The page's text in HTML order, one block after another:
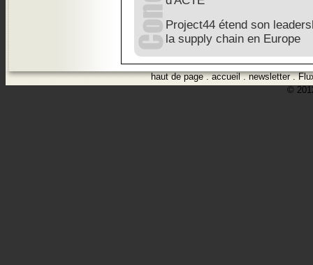
Project44 étend son
la supply chain en Europe
haut de page.accueil.newsletter.
©